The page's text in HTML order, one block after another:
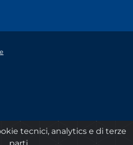
tecnici, analytics e di terze
parti.